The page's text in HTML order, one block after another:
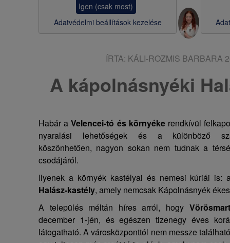
Igen (csak most)
Adatvédelmi beállítások kezelése
ÍRTA: KÁLI-ROZMIS BARBARA
A kápolnásnyéki
Habár aVelencei-tó és környékerendkívül
nyaralási lehetőségek és a különböző
köszönhetően, nagyon sokan nem tudnak a
csodájáról.
Ilyenek a környék kastélyai és nemesi kúriái is:
Halász-kastély, amely nemcsak Kápolnásnyék
A település méltán híres arról, hogy
december 1-jén, és egészen tizenegy éves
látogatható. A városközponttól nem messze